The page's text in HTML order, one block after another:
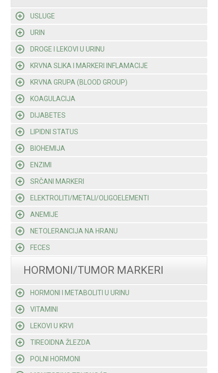
USLUGE
URIN
DROGE I LEKOVI U URINU
KRVNA SLIKA I MARKERI INFLAMACIJE
KRVNA GRUPA (BLOOD GROUP)
KOAGULACIJA
DIJABETES
LIPIDNI STATUS
BIOHEMIJA
ENZIMI
SRČANI MARKERI
ELEKTROLITI/METALI/OLIGOELEMENTI
ANEMIJE
NETOLERANCIJA NA HRANU
FECES
HORMONI/TUMOR MARKERI
HORMONI I METABOLITI U URINU
VITAMINI
LEKOVI U KRVI
TIREOIDNA ŽLEZDA
POLNI HORMONI